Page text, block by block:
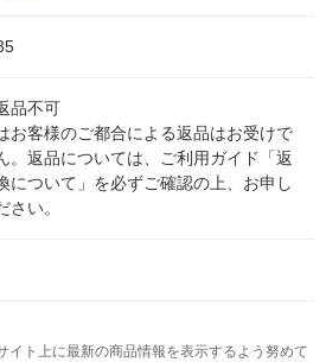
品不可
お客様のご都合による返品はお受けで
。返品については、ご利用ガイド「返
について」を必ずご確認の上、お申し
さい。
イト上に最新の商品情報を表示するよう努めて